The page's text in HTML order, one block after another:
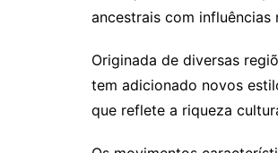
ancestrais com influências
Originada de diversas
tem adicionado novos
que reflete a riqueza